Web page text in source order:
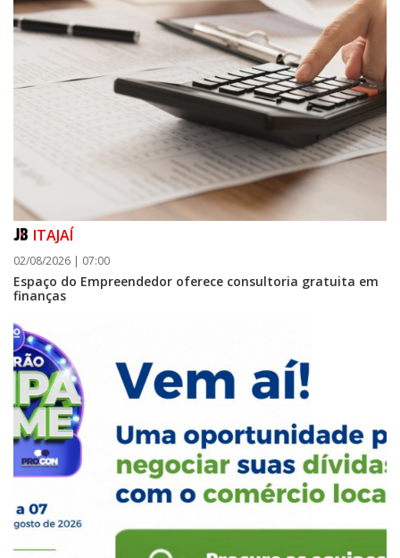
ITAJAÍ
02/08/2026 | 07:00
Espaço do Empreendedor oferece consultoria gratuita em
finanças